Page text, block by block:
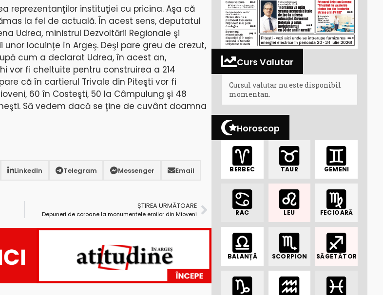
reprezentanţilor instituţiei cu pricina. Aşa că
la fel de actuală. În acest sens, deputatul
Udrea, ministrul Dezvoltării Regionale şi
locuinţe în Argeş. Deşi pare greu de crezut,
cum a declarat Udrea, în acest an,
vor fi cheltuite pentru construirea a 214
că în cartierul Trivale din Piteşti vor fi
60 în Costeşti, 50 la Câmpulung şi 48
Să vedem dacă se ţine de cuvânt doamna
LinkedIn Telegram Messenger Email
ȘTIREA URMĂTOARE
Depuneri de coroane la monumentele eroilor din Mioveni
Curs Valutar
Cursul valutar nu este disponibil
momentan.
Horoscop
BERBEC TAUR GEMENI
RAC LEU FECIOARĂ
BALANȚĂ SCORPION SĂGETĂTOR